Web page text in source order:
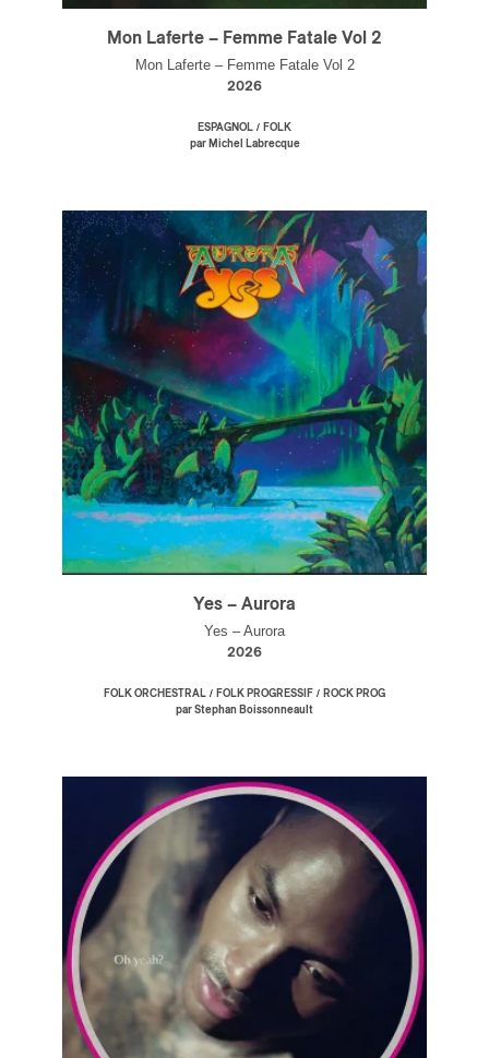
Mon Laferte – Femme Fatale Vol 2
Mon Laferte – Femme Fatale Vol 2
2026
ESPAGNOL / FOLK
par Michel Labrecque
Yes – Aurora
Yes – Aurora
2026
FOLK ORCHESTRAL / FOLK PROGRESSIF / ROCK PROG
par Stephan Boissonneault